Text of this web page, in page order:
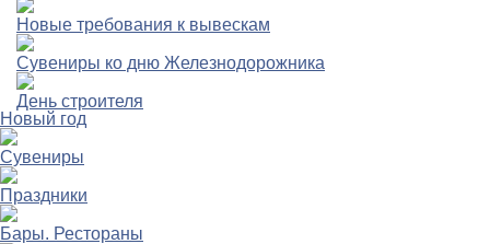
Новые требования к вывескам
Сувениры ко дню Железнодорожника
День строителя
Новый год
Сувениры
Праздники
Бары. Рестораны